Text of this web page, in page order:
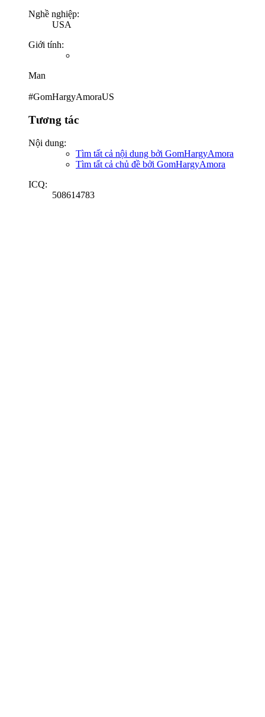
Nghề nghiệp:
USA
Giới tính:
Man
#GomHargyAmoraUS
Tương tác
Nội dung:
Tìm tất cả nội dung bởi GomHargyAmora
Tìm tất cả chủ đề bởi GomHargyAmora
ICQ:
508614783